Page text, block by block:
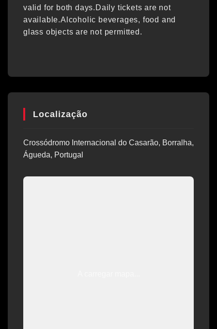
valid for both days.Daily tickets are not
available.Alcoholic beverages, food and
glass objects are not permitted.
Localização
Crossódromo Internacional do Casarão, Borralha,
Águeda, Portugal